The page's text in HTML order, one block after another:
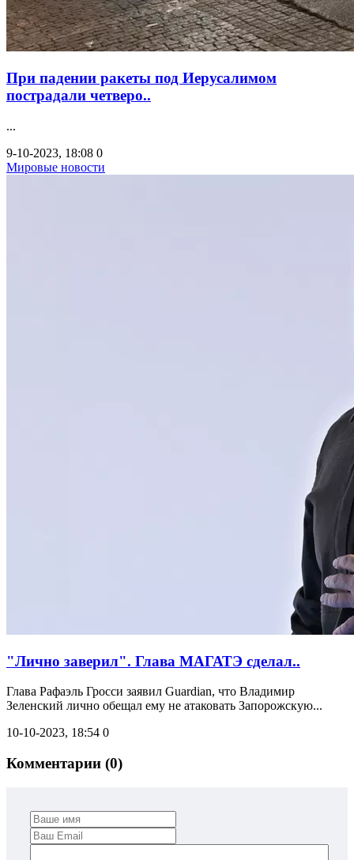
При падении ракеты под Иерусалимом
пострадали четверо..
...
9-10-2023, 18:08 0
Мировые новости
"Лично заверил". Глава МАГАТЭ сделал..
Глава Рафаэль Гросси заявил Guardian, что Владимир
Зеленский лично обещал ему не атаковать Запорожскую...
10-10-2023, 18:54 0
Комментарии (0)